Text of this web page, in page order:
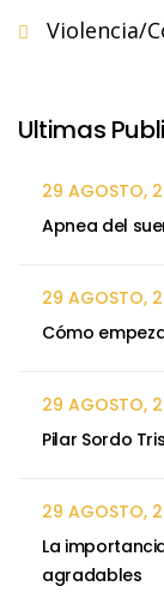
Violencia/
Ultimas
29 AGOSTO,
Apnea del
29 AGOSTO,
Cómo
29 AGOSTO,
Pilar Sordo
29 AGOSTO,
La
agradables